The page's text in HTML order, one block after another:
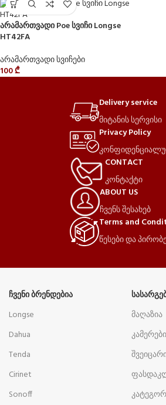
არამართვადი Poe სვიჩი Longse
HT42FA
არამართვადი სვიჩები
100₾
Delivery service
მიტანის სერვისი
Privacy Policy
CONTACT
კონტაქტი
ABOUT US
ჩვენს შესახებ
Terms and
წესები და
ᲩᲕᲔᲜᲘ ᲑᲠᲔᲜᲓᲔᲑᲘᲐ
Longse
Dahua
Tenda
Cirinet
Sonoff
მაღაზია